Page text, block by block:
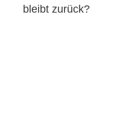
bleibt zurück?